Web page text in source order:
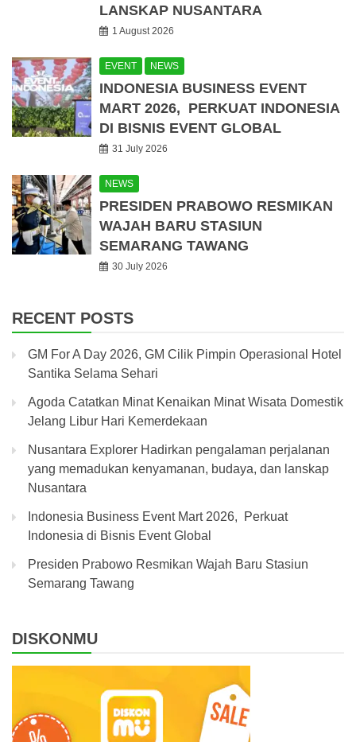
LANSKAP NUSANTARA
1 August 2026
EVENT NEWS
INDONESIA BUSINESS EVENT
MART 2026, PERKUAT INDONESIA
DI BISNIS EVENT GLOBAL
31 July 2026
NEWS
PRESIDEN PRABOWO RESMIKAN
WAJAH BARU STASIUN
SEMARANG TAWANG
30 July 2026
RECENT POSTS
GM For A Day 2026, GM Cilik Pimpin Operasional Hotel
Santika Selama Sehari
Agoda Catatkan Minat Kenaikan Minat Wisata Domestik
Jelang Libur Hari Kemerdekaan
Nusantara Explorer Hadirkan pengalaman perjalanan
yang memadukan kenyamanan, budaya, dan lanskap
Nusantara
Indonesia Business Event Mart 2026, Perkuat
Indonesia di Bisnis Event Global
Presiden Prabowo Resmikan Wajah Baru Stasiun
Semarang Tawang
DISKONMU